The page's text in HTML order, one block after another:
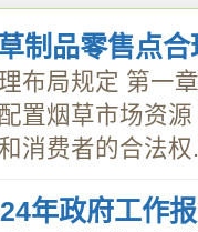
制品零售点
布局规定 第一
置烟草市场资
消费者的合法权
年政府工作